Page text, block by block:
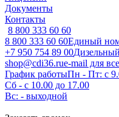
Документы
Контакты
8 800 333 60 60
8 800 333 60 60Единый
+7 950 754 89 00
shop@cdi36.rue-mail для
График работыПн - Пт: с
Сб - с 10.00 до 17.00
Вс: - выходной